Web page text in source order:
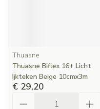
Thuasne
Thuasne Biflex 16+ Licht
Ijkteken Beige 10cmx3m
€ 29,20